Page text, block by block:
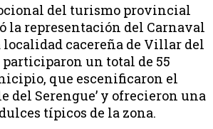
del turismo provincial
la representación del Carnaval
localidad cacereña de Villar del
participaron un total de 55
que escenificaron el
del Serengue’ y ofrecieron una
típicos de la zona.